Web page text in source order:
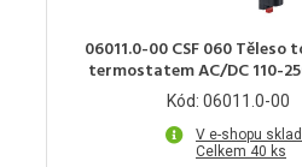
06011.0-00 CSF 060
termostatem AC/DC 110-
Kód: 06011.0-00
V e-shopu
Celkem 40 ks